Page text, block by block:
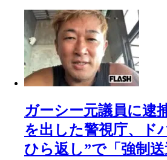
ガーシー元議員に
を出した警視庁、ド
ひら返し”で「強制